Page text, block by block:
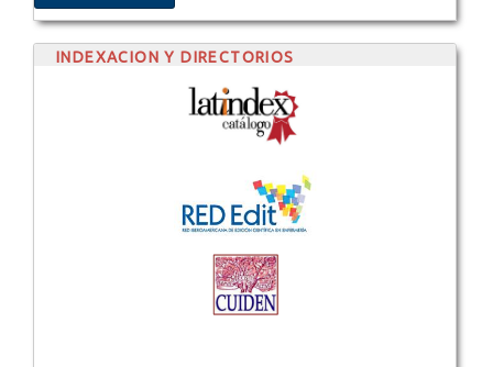
INDEXACION Y DIRECTORIOS